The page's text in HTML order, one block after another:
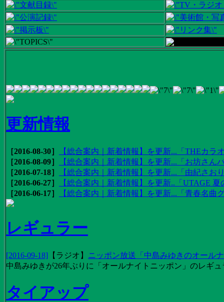
更新情報
［2016-08-30］
【総合案内｜新着情報】を更新...「THEカ
［2016-08-09］
【総合案内｜新着情報】を更新...「お坊さ
［2016-07-18］
【総合案内｜新着情報】を更新...「由紀さお
［2016-06-27］
【総合案内｜新着情報】を更新..「UTAGE
［2016-06-17］
【総合案内｜新着情報】を更新...「青春名
レギュラー
[2016-09-18] 【 ラジオ 】 ニッポン放送「中島みゆきのオール
中島みゆきが26年ぶりに「オールナイトニッポン」のレギ
タイアップ